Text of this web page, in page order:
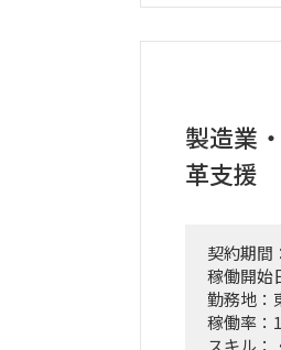
計および
・事業
・週1回
よび進捗
製造業
革支援
契約期間
稼働開始
勤務地：
稼働率：
スキル：